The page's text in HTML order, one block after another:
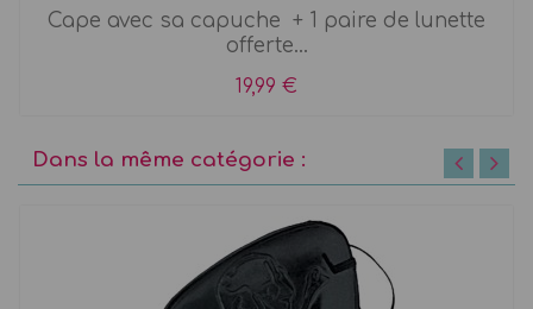
Cape avec sa capuche + 1 paire de lunette
offerte...
19,99 €
Dans la même catégorie :